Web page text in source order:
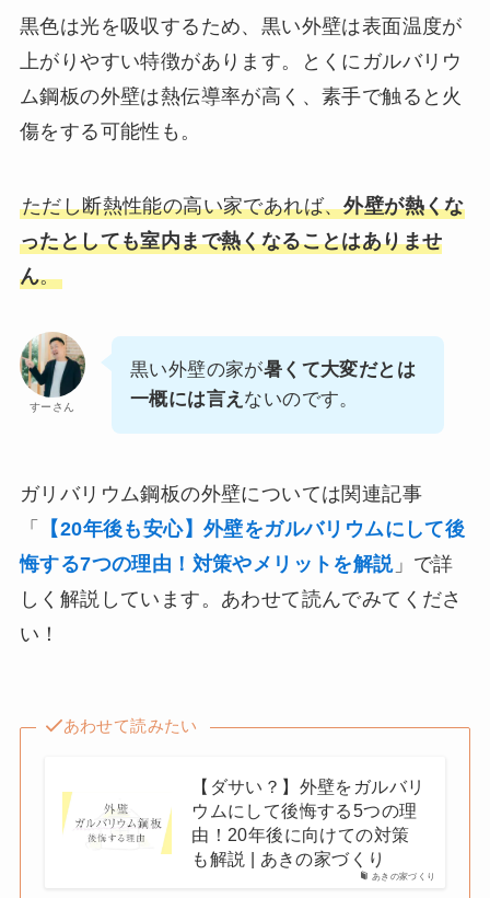
黒色は光を吸収するため、黒い外壁は表面温度が
上がりやすい特徴があります。とくにガルバリウ
ム鋼板の外壁は熱伝導率が高く、素手で触ると火
傷をする可能性も。
ただし断熱性能の高い家であれば、外壁が熱くな
ったとしても室内まで熱くなることはありませ
ん。
すーさん
黒い外壁の家が暑くて大変だとは
一概には言え ないのです。
ガリバリウム鋼板の外壁については関連記事
「
【20年後も安心】外壁をガルバリウムにして後
悔する7つの理由！対策やメリットを解説」で詳
しく解説しています。あわせて読んでみてくださ
い！
あわせて読みたい
あきの家づくり
【ダサい？】外壁をガルバリ
ウムにして後悔する5つの理
由！20年後に向けての対策
も解説 | あきの家づくり